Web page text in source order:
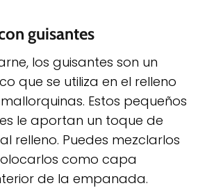
guisantes
los guisantes son un
que se utiliza en el relleno
Estos pequeños
le aportan un toque de
relleno. Puedes mezclarlos
como capa
de la empanada.